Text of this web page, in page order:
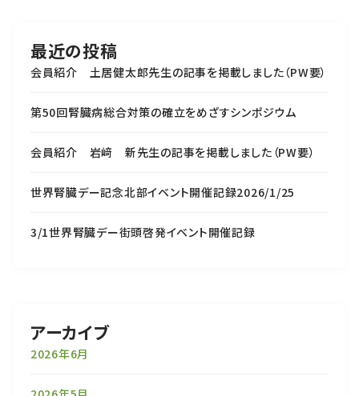
最近の投稿
会員紹介 土居健太郎先生の記事を掲載しました（PW要）
第50回腎臓病総合対策の確立をめざすシンポジウム
会員紹介 岩﨑 新先生の記事を掲載しました（PW要）
世界腎臓デー記念北部イベント開催記録2026/1/25
3/1世界腎臓デー街頭啓発イベント開催記録
アーカイブ
2026年6月